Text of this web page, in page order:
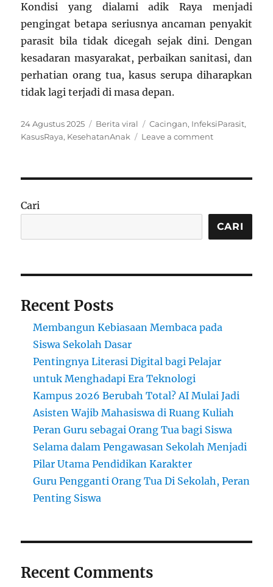
Kondisi yang dialami adik Raya menjadi
pengingat betapa seriusnya ancaman penyakit
parasit bila tidak dicegah sejak dini. Dengan
kesadaran masyarakat, perbaikan sanitasi, dan
perhatian orang tua, kasus serupa diharapkan
tidak lagi terjadi di masa depan.
Posted
on
24 Agustus 2025 Categories
Berita viral Tags
Cacingan, InfeksiParasit,
KasusRaya, KesehatanAnak Leave a commenton
Dipenuhi
Cacing
Cari
CARI
Recent Posts
Membangun Kebiasaan Membaca pada
Siswa Sekolah Dasar
Pentingnya Literasi Digital bagi Pelajar
untuk Menghadapi Era Teknologi
Kampus 2026 Berubah Total? AI Mulai Jadi
Asisten Wajib Mahasiswa di Ruang Kuliah
Peran Guru sebagai Orang Tua bagi Siswa
Selama dalam Pengawasan Sekolah Menjadi
Pilar Utama Pendidikan Karakter
Guru Pengganti Orang Tua Di Sekolah, Peran
Penting Siswa
Recent Comments